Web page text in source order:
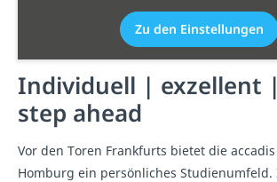
Individuell | exzellent
step ahead
Vor den Toren Frankfurts bietet die
Homburg ein persönliches Studienumfeld.
Zu den Einstellungen